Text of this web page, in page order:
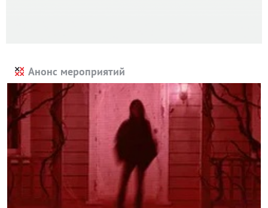
Анонс мероприятий